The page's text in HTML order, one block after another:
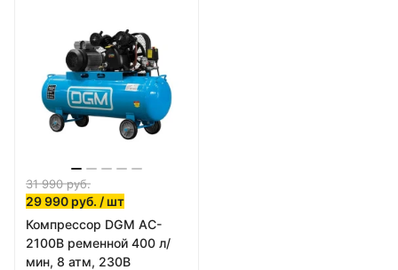
31 990руб.
29 990 руб. / шт
Компрессор DGM AC-
2100B ременной 400 л/
мин, 8 атм, 230В